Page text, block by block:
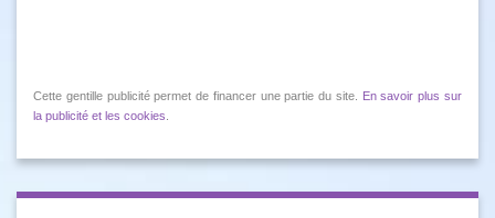
Cette gentille publicité permet de financer une partie du site.
En savoir plus sur
la publicité et les cookies